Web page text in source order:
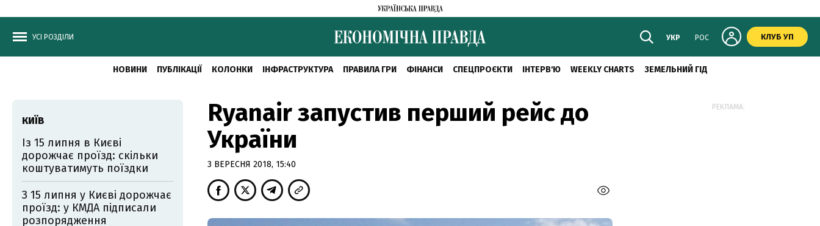
УСІ РОЗДІЛИ УКР РОС КЛУБ УП
НОВИНИ ПУБЛІКАЦІЇ КОЛОНКИ ІНФРАСТРУКТУРА ПРАВИЛА ГРИ ФІНАНСИ СПЕЦПРОЄКТИ ІНТЕРВ'Ю WEEKLY CHARTS ЗЕМЕЛЬНИЙ ГІД
Ryanair запустив перший рейс до
України
3 ВЕРЕСНЯ 2018, 15:40
КИЇВ
Із 15 липня в Києві
дорожчає проїзд: скільки
коштуватимуть поїздки
З 15 липня у Києві дорожчає
проїзд: у КМДА підписали
розпорядження
РЕКЛАМА: